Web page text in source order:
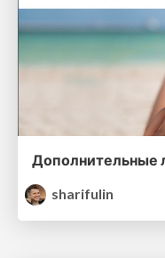
sharifulin